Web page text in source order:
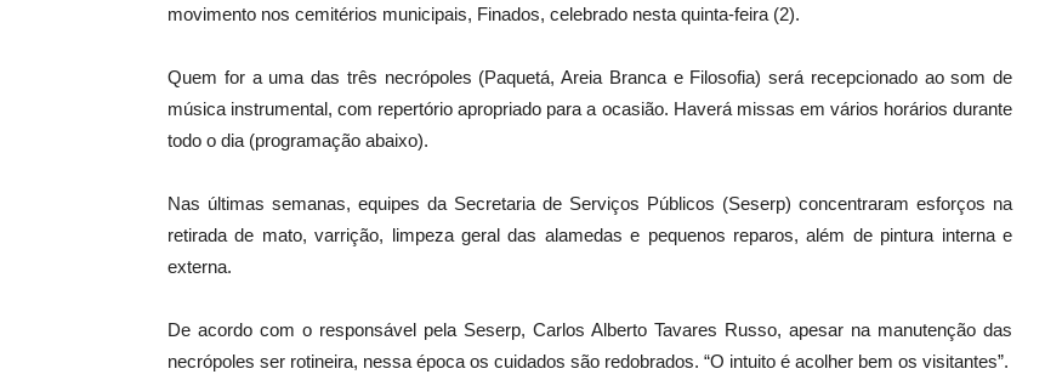
movimento nos cemitérios municipais, Finados, celebrado nesta quinta-feira (2).
Quem for a uma das três necrópoles (Paquetá, Areia Branca e Filosofia) será recepcionado ao som de
música instrumental, com repertório apropriado para a ocasião. Haverá missas em vários horários durante
todo o dia (programação abaixo).
Nas últimas semanas, equipes da Secretaria de Serviços Públicos (Seserp) concentraram esforços na
retirada de mato, varrição, limpeza geral das alamedas e pequenos reparos, além de pintura interna e
externa.
De acordo com o responsável pela Seserp, Carlos Alberto Tavares Russo, apesar na manutenção das
necrópoles ser rotineira, nessa época os cuidados são redobrados. “O intuito é acolher bem os visitantes”.